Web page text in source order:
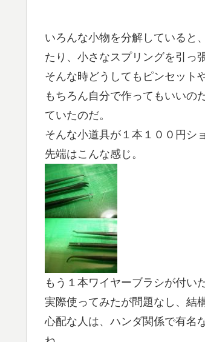
いろんな小物を分解していると
たり、小さなスプリングを引っ
そんな時どうしてもピンセット
もちろん自分で作ってもいいの
ていたのだ。
そんな小道具が１本１００円シ
先端はこんな感じ。
もう１本ワイヤーブラシが付い
実際使ってみたが問題なし、結
心配な人は、ハンダ関係で有名